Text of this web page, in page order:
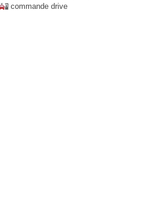
commande drive